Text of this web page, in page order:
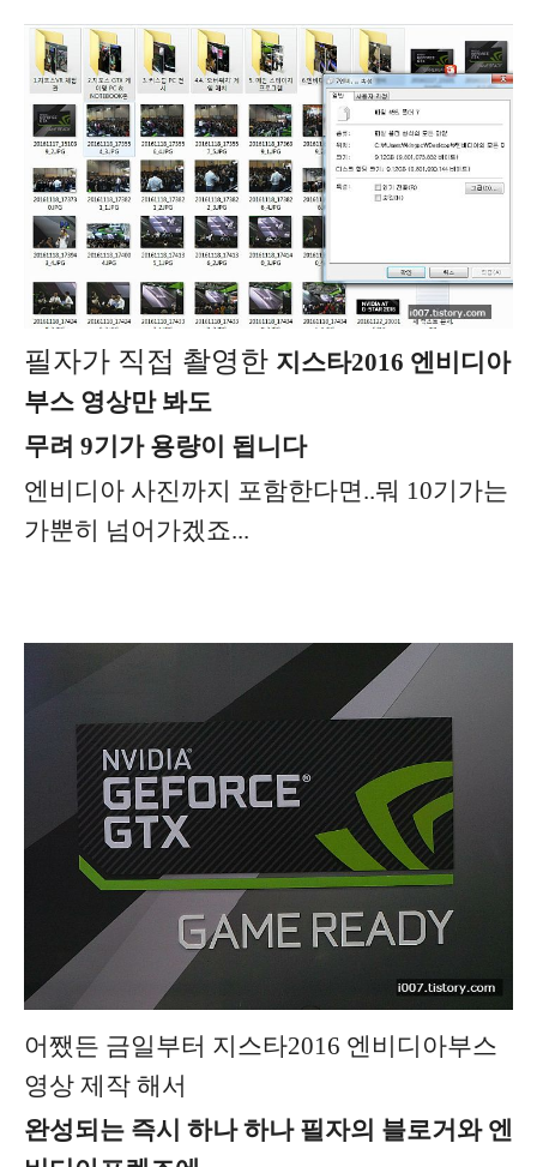
필자가 직접 촬영한 지스타2016 엔비디아
부스 영상만 봐도
무려 9기가 용량이 됩니다
엔비디아 사진까지 포함한다면..뭐 10기가는
가뿐히 넘어가겠죠...
어쨌든 금일부터 지스타2016 엔비디아부스
영상 제작 해서
완성되는 즉시 하나 하나 필자의 블로거와 엔